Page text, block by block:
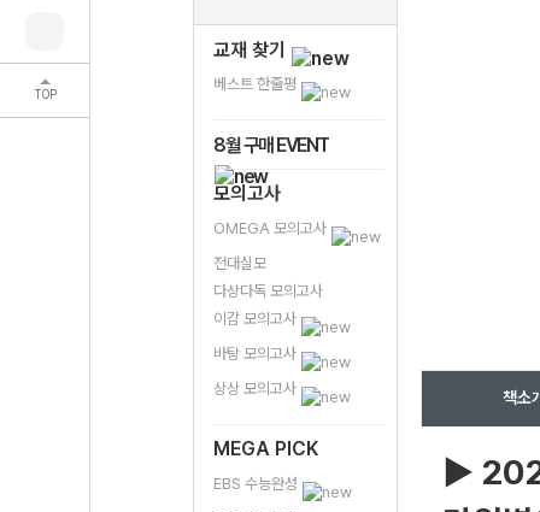
TOP
교재 찾기
베스트 한줄평
8월 구매 EVENT
모의고사
OMEGA 모의고사
전대실모
다상다독 모의고사
이감 모의고사
바탕 모의고사
상상 모의고사
MEGA PICK
EBS 수능완성
책소
▶